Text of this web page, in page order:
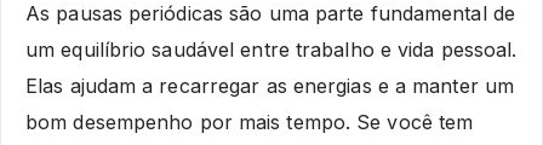
As pausas periódicas são uma parte fundamental de
um equilíbrio saudável entre trabalho e vida pessoal.
Elas ajudam a recarregar as energias e a manter um
bom desempenho por mais tempo. Se você tem